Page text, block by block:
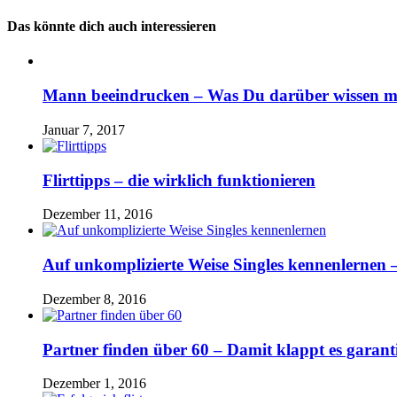
Das könnte dich auch interessieren
Mann beeindrucken – Was Du darüber wissen
Januar 7, 2017
Flirttipps – die wirklich funktionieren
Dezember 11, 2016
Auf unkomplizierte Weise Singles kennenlernen
Dezember 8, 2016
Partner finden über 60 – Damit klappt es
Dezember 1, 2016